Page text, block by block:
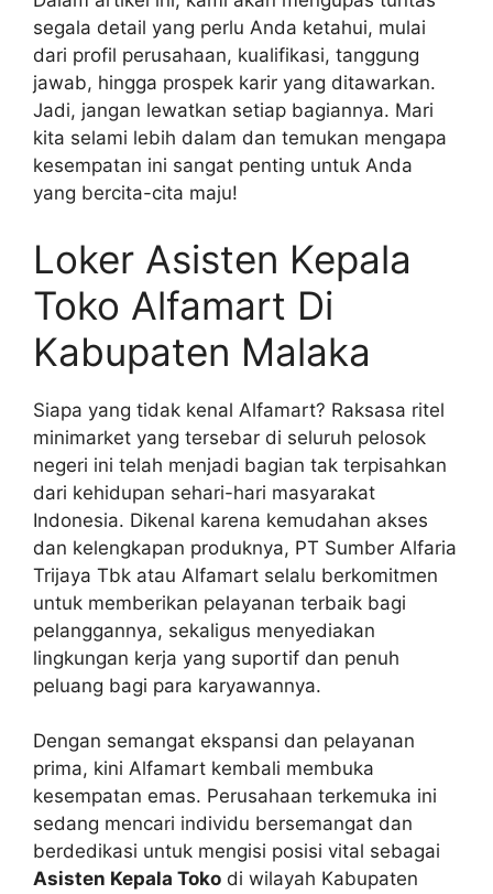
segala detail yang perlu Anda ketahui, mulai
dari profil perusahaan, kualifikasi, tanggung
jawab, hingga prospek karir yang ditawarkan.
Jadi, jangan lewatkan setiap bagiannya. Mari
kita selami lebih dalam dan temukan mengapa
kesempatan ini sangat penting untuk Anda
yang bercita-cita maju!
Loker Asisten Kepala
Toko Alfamart Di
Kabupaten Malaka
Siapa yang tidak kenal Alfamart? Raksasa ritel
minimarket yang tersebar di seluruh pelosok
negeri ini telah menjadi bagian tak terpisahkan
dari kehidupan sehari-hari masyarakat
Indonesia. Dikenal karena kemudahan akses
dan kelengkapan produknya, PT Sumber Alfaria
Trijaya Tbk atau Alfamart selalu berkomitmen
untuk memberikan pelayanan terbaik bagi
pelanggannya, sekaligus menyediakan
lingkungan kerja yang suportif dan penuh
peluang bagi para karyawannya.
Dengan semangat ekspansi dan pelayanan
prima, kini Alfamart kembali membuka
kesempatan emas. Perusahaan terkemuka ini
sedang mencari individu bersemangat dan
berdedikasi untuk mengisi posisi vital sebagai
Asisten Kepala Toko di wilayah Kabupaten